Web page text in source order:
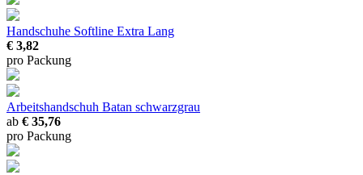
Handschuhe Softline Extra Lang
€ 3,82
pro Packung
Arbeitshandschuh Batan schwarzgrau
ab € 35,76
pro Packung